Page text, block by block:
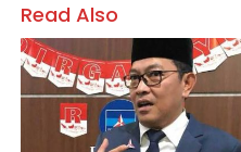
Read Also